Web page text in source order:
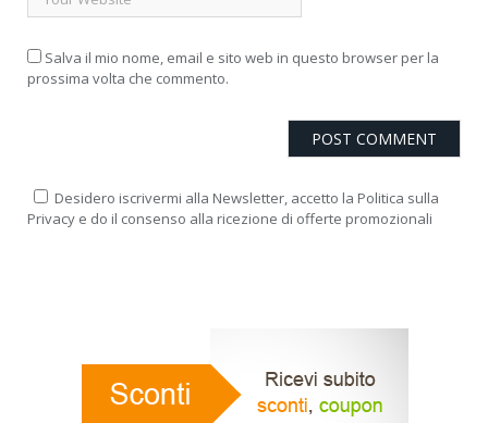
Salva il mio nome, email e sito web in questo browser per la
prossima volta che commento.
Desidero iscrivermi alla Newsletter, accetto la Politica sulla
Privacy e do il consenso alla ricezione di offerte promozionali